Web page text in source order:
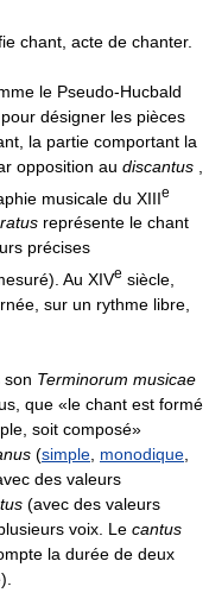
chant, acte de chanter.
le Pseudo-Hucbald
désigner les pièces
la partie comportant la
opposition au discantus
musicale du XIIIe
représente le chant
précises
Au XIVe siècle,
sur un rythme libre,
son Terminorum musicae
que «le chant est formé
soit composé»
(simple monodique
des valeurs
(avec des valeurs
voix. Le cantus
la durée de deux